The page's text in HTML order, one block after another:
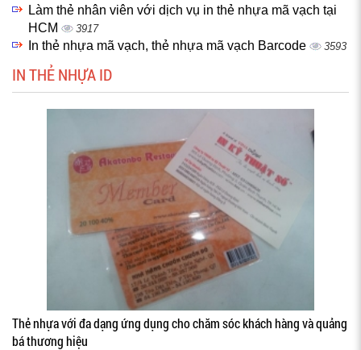
Làm thẻ nhân viên với dịch vụ in thẻ nhựa mã vạch tại
HCM
3917
In thẻ nhựa mã vạch, thẻ nhựa mã vạch Barcode 3593
IN THẺ NHỰA ID
Thẻ nhựa với đa dạng ứng dụng cho chăm sóc khách hàng và quảng
bá thương hiệu